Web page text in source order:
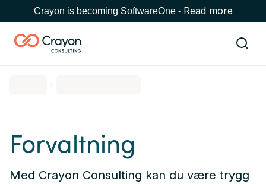
Crayon is becoming SoftwareOne - Read more
Forvaltning
Med Crayon Consulting kan du være trygg